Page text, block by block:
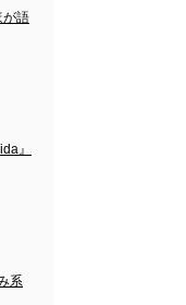
が語
』
系